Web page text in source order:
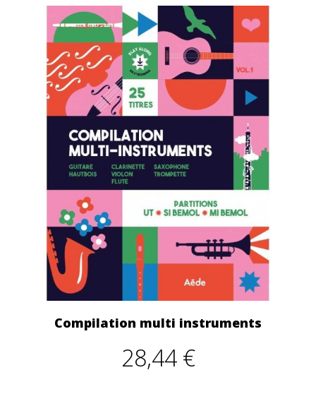
Compilation multi instruments
28,44 €